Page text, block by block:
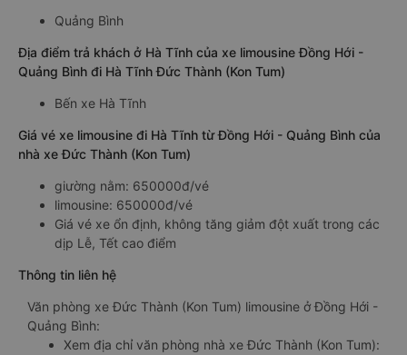
Quảng Bình
Địa điểm trả khách ở Hà Tĩnh của xe limousine Đồng Hới -
Quảng Bình đi Hà Tĩnh Đức Thành (Kon Tum)
Bến xe Hà Tĩnh
Giá vé xe limousine đi Hà Tĩnh từ Đồng Hới - Quảng Bình của
nhà xe Đức Thành (Kon Tum)
giường nằm: 650000đ/vé
limousine: 650000đ/vé
Giá vé xe ổn định, không tăng giảm đột xuất trong các
dịp Lễ, Tết cao điểm
Thông tin liên hệ
Văn phòng xe Đức Thành (Kon Tum) limousine ở Đồng Hới -
Quảng Bình:
Xem địa chỉ văn phòng nhà xe Đức Thành (Kon Tum):